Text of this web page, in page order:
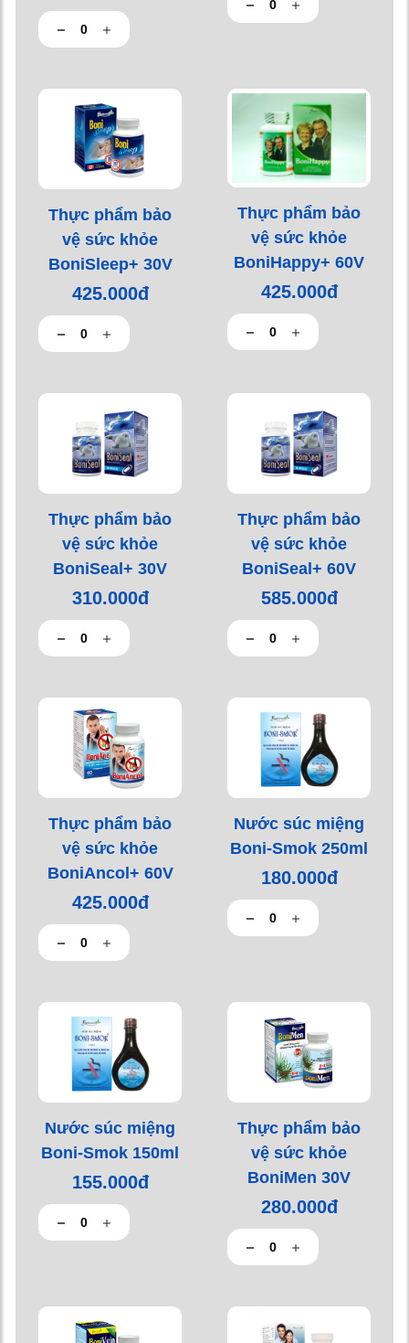
Thực phẩm bảo
vệ sức khỏe
BoniSleep+ 30V
425.000đ
Thực phẩm bảo
vệ sức khỏe
BoniHappy+ 60V
425.000đ
Thực phẩm bảo
vệ sức khỏe
BoniSeal+ 30V
310.000đ
Thực phẩm bảo
vệ sức khỏe
BoniSeal+ 60V
585.000đ
Thực phẩm bảo
vệ sức khỏe
BoniAncol+ 60V
425.000đ
Nước súc miệng
Boni-Smok 250ml
180.000đ
Nước súc miệng
Boni-Smok 150ml
155.000đ
Thực phẩm bảo
vệ sức khỏe
BoniMen 30V
280.000đ